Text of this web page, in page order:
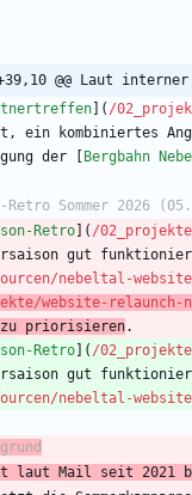
+39,10 @@ Laut
]( /
ein kombiniertes
der [
Bergbahn
Retro ]( /
gut
nebeltal-
website-relaunch-
zu priorisieren
Retro ]( /
gut
nebeltal-
laut Mail seit 2021